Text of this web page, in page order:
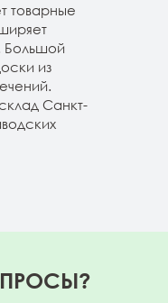
товарные
Большой
из
Санкт-